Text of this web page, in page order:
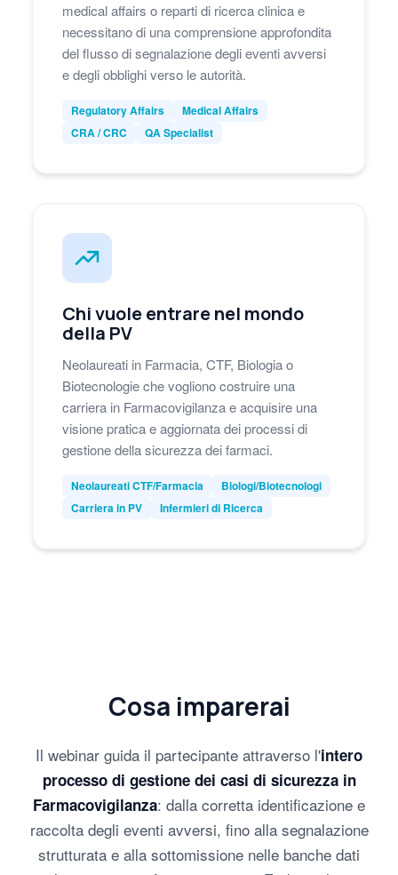
medical affairs o reparti di ricerca clinica e
necessitano di una comprensione approfondita
del flusso di segnalazione degli eventi avversi
e degli obblighi verso le autorità.
Regulatory Affairs
Medical Affairs
CRA / CRC
QA Specialist
Chi vuole entrare nel mondo
della PV
Neolaureati in Farmacia, CTF, Biologia o
Biotecnologie che vogliono costruire una
carriera in Farmacovigilanza e acquisire una
visione pratica e aggiornata dei processi di
gestione della sicurezza dei farmaci.
Neolaureati CTF/Farmacia
Biologi/Biotecnologi
Carriera in PV
Infermieri di Ricerca
Cosa imparerai
Il webinar guida il partecipante attraverso l'intero
processo di gestione dei casi di sicurezza in
Farmacovigilanza: dalla corretta identificazione e
raccolta degli eventi avversi, fino alla segnalazione
strutturata e alla sottomissione nelle banche dati